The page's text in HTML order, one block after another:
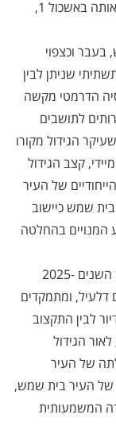
החברתי-כלכלי של אוכלוסיית בית שמש ותציב אותה באשכול 1,
וכצפוי
שניתן לבין
הדרמטי מקשה
לתושבים
הגידול מקורו
קצב הגידול
של העיר
שמש כיישוב
המנויים בהחלטה
כלי הסיוע בהחלטה, נקבעו לתקופות שונות בין השנים 2025-
דלעיל, ומתמקדים
לבין התקצוב
הגידול
של העיר
של העיר בית שמש,
המשמעותית